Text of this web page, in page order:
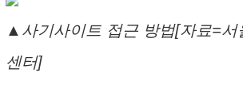
▲사기사이트 접근 방법[자료=서
센터]